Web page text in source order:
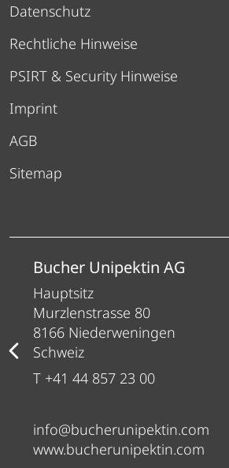
Datenschutz
Rechtliche Hinweise
PSIRT & Security Hinweise
Imprint
AGB
Sitemap
Bucher Unipektin AG
Hauptsitz
Murzlenstrasse 80
8166 Niederweningen
Schweiz
T +41 44 857 23 00
info@bucherunipektin.com
www.bucherunipektin.com